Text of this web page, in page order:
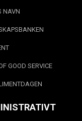
NAVN
GOOD SERVICE